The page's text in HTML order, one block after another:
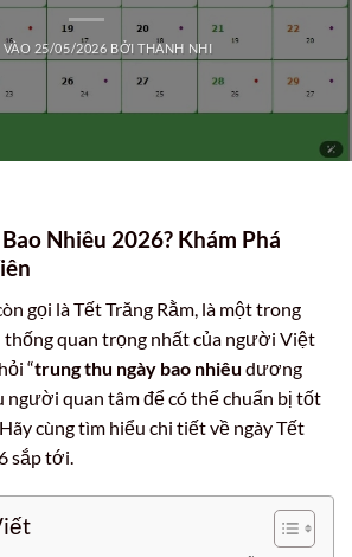
25/05/2026 BỞITHANH NHI
Nhiêu 2026? Khám Phá
gọi là Tết Trăng Rằm, là một trong
quan trọng nhất của người Việt
“trung thu ngày bao nhiêu dương
người quan tâm để có thể chuẩn bị tốt
cùng tìm hiểu chi tiết về ngày Tết
sắp tới.